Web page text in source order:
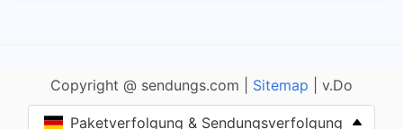
Copyright @ sendungs.com | Sitemap | v.Do
Paketverfolgung & Sendungsverfolgung